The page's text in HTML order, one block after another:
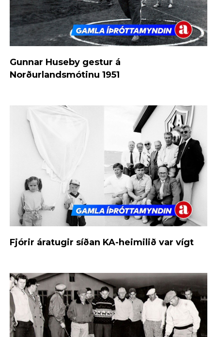
Gunnar Huseby gestur á
Norðurlandsmótinu 1951
Fjórir áratugir síðan KA-heimilið var vígt